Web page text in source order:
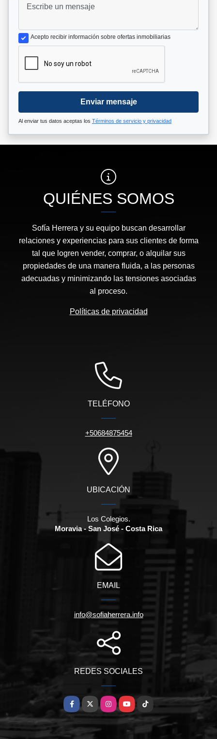
Acepto recibir información sobre ofertas inmobiliarias
Enviar mensaje
Al enviar tus datos aceptas los Términos de servicio y privacidad
QUIÉNES SOMOS
Sofía Herrera y su equipo buscan desarrollar
relaciones y experiencias para sus clientes de forma
tal que logren vender, comprar, o alquilar sus
propiedades de una manera fluida, a las personas
adecuadas y minimizando las tensiones asociadas
al proceso.
Políticas de privacidad
TELÉFONO
+50684875454
UBICACIÓN
Los Colegios.
Moravia - San José - Costa Rica
EMAIL
info@sofiaherrera.info
REDES SOCIALES
Facebook
X InstagramYouTubeTikTok